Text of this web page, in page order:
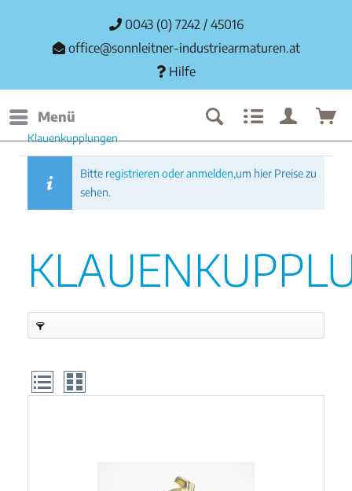
0043 (0) 7242 / 45016
office@sonnleitner-industriearmaturen.at
Hilfe
Menü
Klauenkupplungen
Bitte registrieren oder anmelden,um hier Preise zu
sehen.